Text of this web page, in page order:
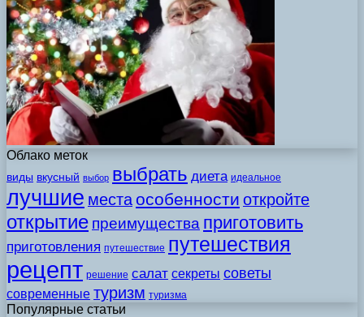
Облако меток
виды вкусный выбор выбрать диета идеальное
лучшие места особенности откройте
открытие преимущества приготовить
приготовления путешествие путешествия
рецепт решение салат секреты советы
современные туризм туризма
Популярные статьи